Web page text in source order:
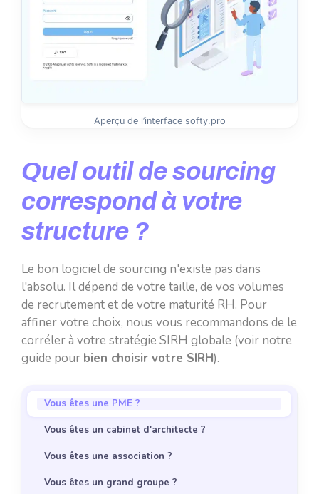
Aperçu de l’interface softy.pro
Quel outil de sourcing
correspond à votre
structure ?
Le bon logiciel de sourcing n'existe pas dans
l'absolu. Il dépend de votre taille, de vos volumes
de recrutement et de votre maturité RH. Pour
affiner votre choix, nous vous recommandons de le
corréler à votre stratégie SIRH globale (voir notre
guide pour bien choisir votre SIRH).
Vous êtes une PME ?
Vous êtes un cabinet d'architecte ?
Vous êtes une association ?
Vous êtes un grand groupe ?